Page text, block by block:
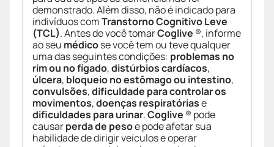
demonstrado. Além disso, não é indicado para
indivíduos comTranstorno Cognitivo Leve
(TCL). Antes de você tomarCoglive ®, informe
ao seu médicose você tem ou teve qualquer
uma das seguintes condições: problemas no
rim ou no fígado,distúrbios cardíacos,
úlcera, bloqueio no estômago ou intestino,
convulsões,dificuldade para controlar os
movimentos,doenças respiratóriase
dificuldades para urinar.Coglive ® pode
causarperda de pesoe pode afetar sua
habilidade de dirigir veículos e operar